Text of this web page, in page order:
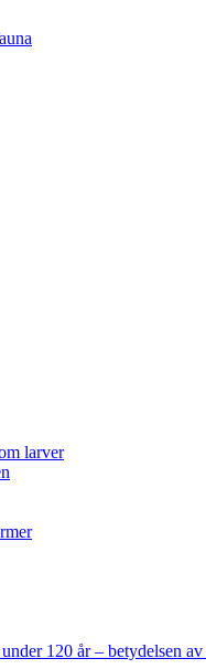
larver
120 år– betydelsen